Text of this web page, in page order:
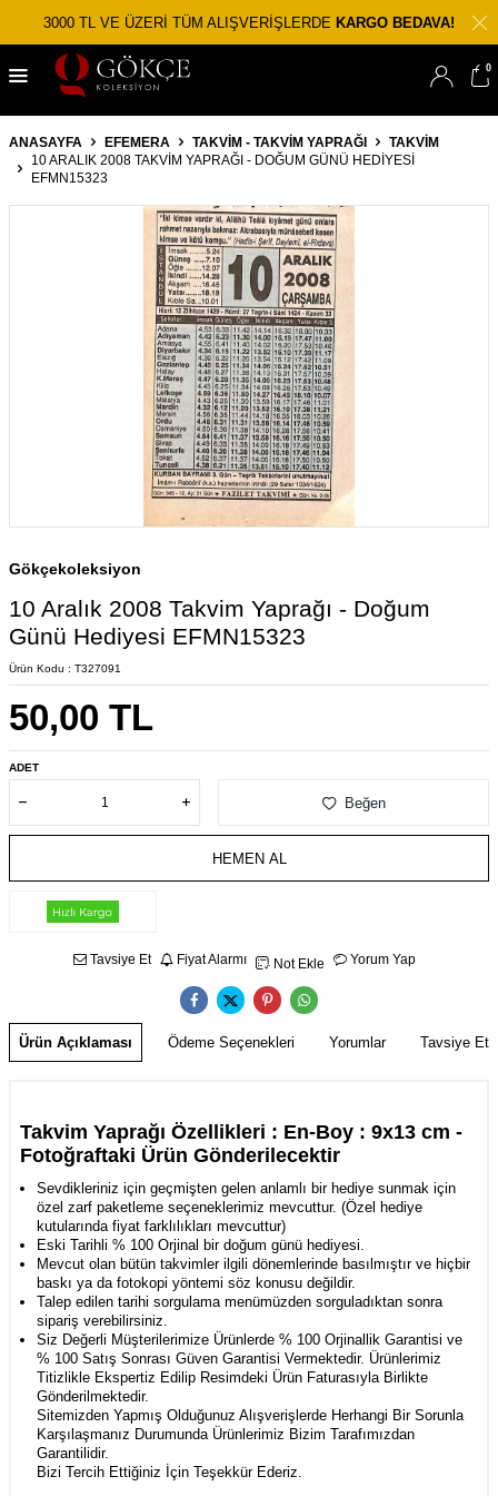
3000 TL VE ÜZERİ TÜM ALIŞVERİŞLERDE KARGO BEDAVA!
0
ANASAYFA EFEMERA TAKVIM - TAKVIM YAPRAĞI
TAKVIM
10 ARALIK 2008 TAKVIM YAPRAĞI - DOĞUM GÜNÜ HEDIYESI
EFMN15323
Gökçekoleksiyon
10 Aralık 2008 Takvim Yaprağı - Doğum
Günü Hediyesi EFMN15323
Ürün Kodu : T327091
50,00 TL
ADET
Beğen
HEMEN AL
Tavsiye Et Fiyat Alarmı Not Ekle Yorum Yap
Ürün Açıklaması Ödeme Seçenekleri Yorumlar Tavsiye Et
Takvim Yaprağı Özellikleri : En-Boy : 9x13 cm -
Fotoğraftaki Ürün Gönderilecektir
Sevdikleriniz için geçmişten gelen anlamlı bir hediye sunmak için
özel zarf paketleme seçeneklerimiz mevcuttur. (Özel hediye
kutularında fiyat farklılıkları mevcuttur)
Eski Tarihli % 100 Orjinal bir doğum günü hediyesi.
Mevcut olan bütün takvimler ilgili dönemlerinde basılmıştır ve hiçbir
baskı ya da fotokopi yöntemi söz konusu değildir.
Talep edilen tarihi sorgulama menümüzden sorguladıktan sonra
sipariş verebilirsiniz.
Siz Değerli Müşterilerimize Ürünlerde % 100 Orjinallik Garantisi ve
% 100 Satış Sonrası Güven Garantisi Vermektedir. Ürünlerimiz
Titizlikle Ekspertiz Edilip Resimdeki Ürün Faturasıyla Birlikte
Gönderilmektedir.
Sitemizden Yapmış Olduğunuz Alışverişlerde Herhangi Bir Sorunla
Karşılaşmanız Durumunda Ürünlerimiz Bizim Tarafımızdan
Garantilidir.
Bizi Tercih Ettiğiniz İçin Teşekkür Ederiz.